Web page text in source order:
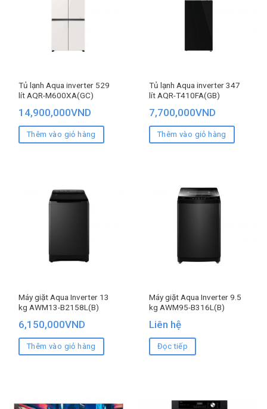
Tủ lạnh Aqua inverter 529
lít AQR-M600XA(GC)
14,900,000VND
Thêm vào giỏ hàng
Tủ lạnh Aqua inverter 347
lít AQR-T410FA(GB)
7,700,000VND
Thêm vào giỏ hàng
Máy giặt Aqua Inverter 13
kg AWM13-B2158L(B)
6,150,000VND
Thêm vào giỏ hàng
Máy giặt Aqua Inverter 9.5
kg AWM95-B316L(B)
Liên hệ
Đọc tiếp